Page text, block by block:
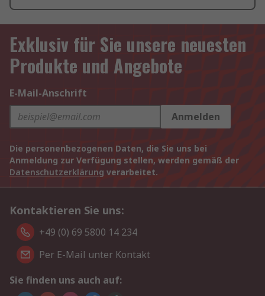
Exklusiv für Sie unsere neuesten
Produkte und Angebote
E-Mail-Anschrift
Anmelden
Die personenbezogenen Daten, die Sie uns bei
Anmeldung zur Verfügung stellen, werden gemäß der
Datenschutzerklärung verarbeitet.
Kontaktieren Sie uns:
+49 (0) 69 5800 14 234
Per E-Mail unter Kontakt
Sie finden uns auch auf: